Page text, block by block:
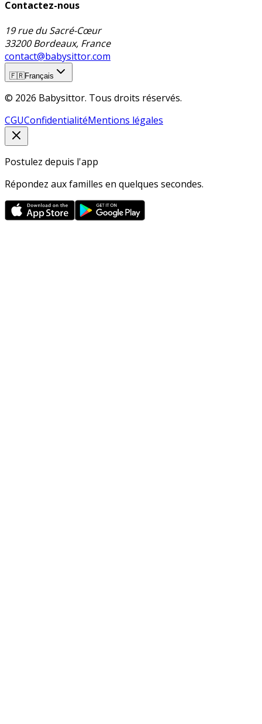
Contactez-nous
19 rue du Sacré-Cœur
33200 Bordeaux, France
contact@babysittor.com
🇫🇷Français
© 2026 Babysittor. Tous droits réservés.
CGUConfidentialitéMentions légales
Postulez depuis l'app
Répondez aux familles en quelques secondes.